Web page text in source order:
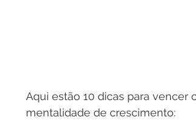
Aqui estão 10 dicas para vencer
mentalidade de crescimento: